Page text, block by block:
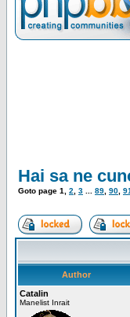
Hai sa ne
Goto page 1 2 3 89 90 91
Author
Catalin
Manelist Inrait